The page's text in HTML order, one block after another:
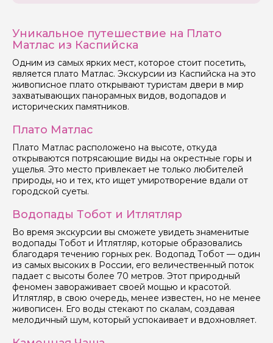
Уникальное путешествие на Плато
Матлас из Каспийска
Одним из самых ярких мест, которое стоит посетить,
является плато Матлас. Экскурсии из Каспийска на это
живописное плато открывают туристам двери в мир
захватывающих панорамных видов, водопадов и
исторических памятников.
Плато Матлас
Плато Матлас расположено на высоте, откуда
открываются потрясающие виды на окрестные горы и
ущелья. Это место привлекает не только любителей
природы, но и тех, кто ищет умиротворение вдали от
городской суеты.
Водопады Тобот и Итлятляр
Во время экскурсии вы сможете увидеть знаменитые
водопады Тобот и Итлятляр, которые образовались
благодаря течению горных рек. Водопад Тобот — один
из самых высоких в России, его величественный поток
падает с высоты более 70 метров. Этот природный
феномен завораживает своей мощью и красотой.
Итлятляр, в свою очередь, менее известен, но не менее
живописен. Его воды стекают по скалам, создавая
мелодичный шум, который успокаивает и вдохновляет.
Задайте свой вопрос гиду
Как вас зовут
Ваша электронная почта
Ваш номер телефона
Вопросы и комментарии